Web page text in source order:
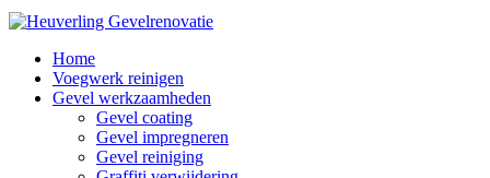
Home
Voegwerk reinigen
Gevel werkzaamheden
Gevel coating
Gevel impregneren
Gevel reiniging